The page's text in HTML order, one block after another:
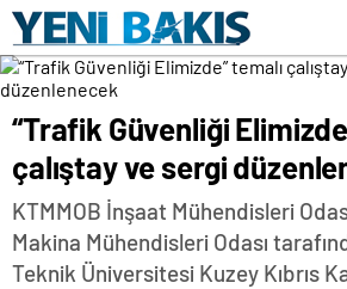
“Trafik Güvenliği
çalıştay ve sergi
KTMMOB İnşaat Mühendisleri
Makina Mühendisleri Odası
Teknik Üniversitesi Kuzey Kıbrıs